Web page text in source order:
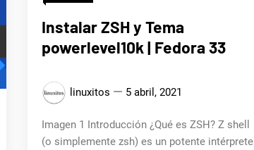
Instalar ZSH y Tema
powerlevel10k | Fedora 33
linuxitos 5 abril, 2021
Imagen 1 Introducción ¿Qué es ZSH? Z shell
(o simplemente zsh) es un potente intérprete